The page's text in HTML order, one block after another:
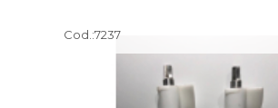
Cod.:7237